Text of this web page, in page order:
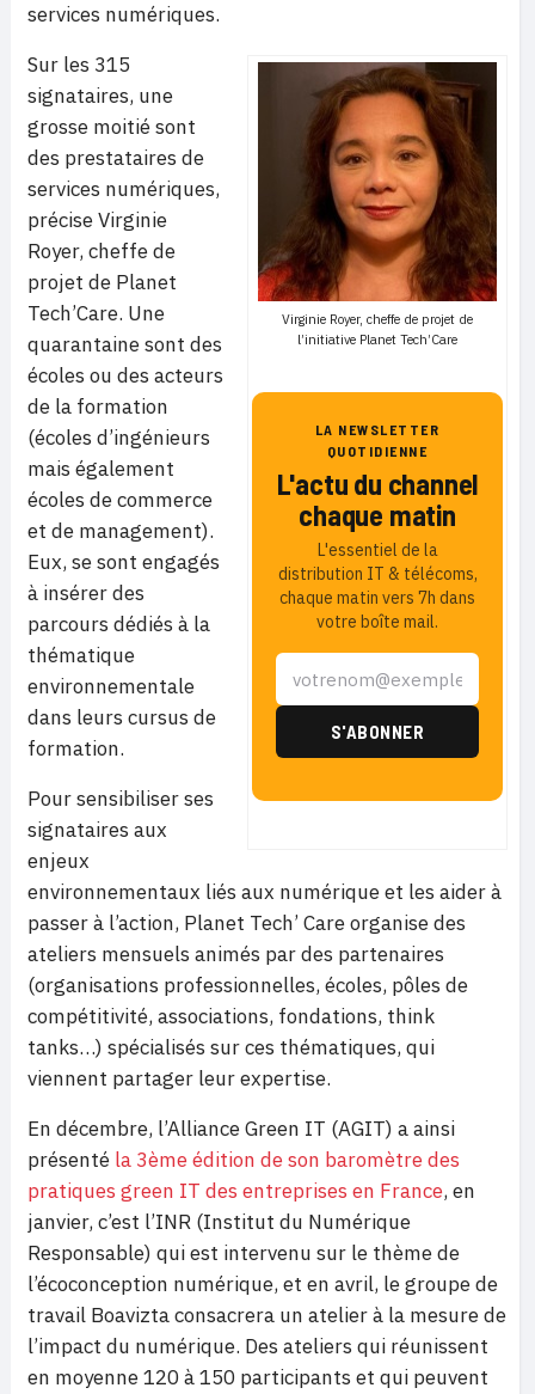
services numériques.
Virginie Royer, cheffe de projet de
l’initiative Planet Tech’Care
LA NEWSLETTER
QUOTIDIENNE
L'actu du channel
chaque matin
L'essentiel de la
distribution IT & télécoms,
chaque matin vers 7h dans
votre boîte mail.
Sur les 315
signataires, une
grosse moitié sont
des prestataires de
services numériques,
précise Virginie
Royer, cheffe de
projet de Planet
Tech’Care. Une
quarantaine sont des
écoles ou des acteurs
de la formation
(écoles d’ingénieurs
mais également
écoles de commerce
et de management).
Eux, se sont engagés
à insérer des
parcours dédiés à la
thématique
environnementale
dans leurs cursus de
formation.
Pour sensibiliser ses
signataires aux
enjeux
environnementaux liés aux numérique et les aider à
passer à l’action, Planet Tech’ Care organise des
ateliers mensuels animés par des partenaires
(organisations professionnelles, écoles, pôles de
compétitivité, associations, fondations, think
tanks…) spécialisés sur ces thématiques, qui
viennent partager leur expertise.
En décembre, l’Alliance Green IT (AGIT) a ainsi
présenté la 3ème édition de son baromètre des
pratiques green IT des entreprises en France, en
janvier, c’est l’INR (Institut du Numérique
Responsable) qui est intervenu sur le thème de
l’écoconception numérique, et en avril, le groupe de
travail Boavizta consacrera un atelier à la mesure de
l’impact du numérique. Des ateliers qui réunissent
en moyenne 120 à 150 participants et qui peuvent